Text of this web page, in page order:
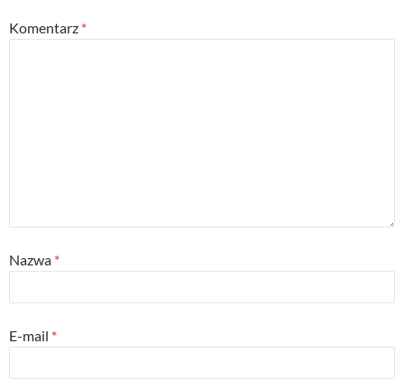
Komentarz *
Nazwa *
E-mail *